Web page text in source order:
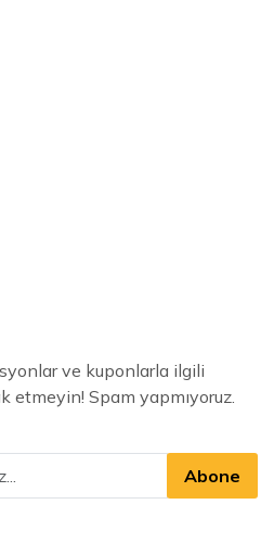
ve kuponlarla ilgili
etmeyin! Spam yapmıyoruz.
Abone